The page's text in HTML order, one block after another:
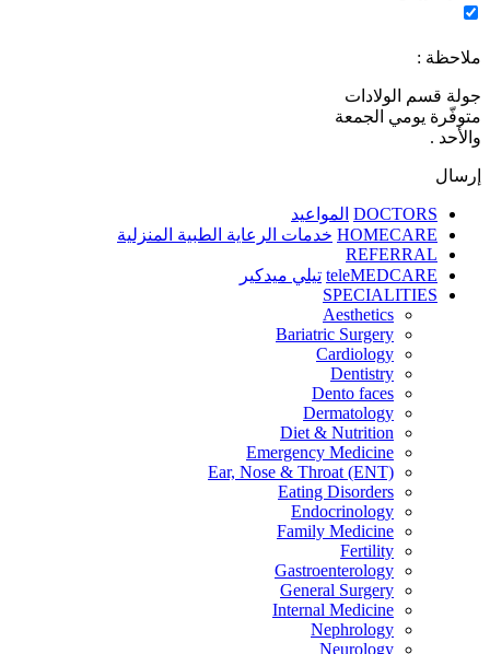
ملاحظة :
جولة قسم الولادات
متوفّرة يومي الجمعة
والأحد .
إرسال
DOCTORS المواعيد
HOMECARE خدمات الرعاية الطبية المنزلية
REFERRAL
teleMEDCARE تيلي ميدكير
SPECIALITIES
Aesthetics
Bariatric Surgery
Cardiology
Dentistry
Dento faces
Dermatology
Diet & Nutrition
Emergency Medicine
Ear, Nose & Throat (ENT)
Eating Disorders
Endocrinology
Family Medicine
Fertility
Gastroenterology
General Surgery
Internal Medicine
Nephrology
Neurology